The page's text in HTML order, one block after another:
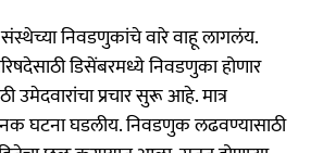
संस्थेच्या निवडणुकांचे वारे वाहू लागलंय.
डिसेंबरमध्ये निवडणुका होणार
प्रचार सुरू आहे. मात्र
घटना घडलीय. निवडणुक लढवण्यासाठी